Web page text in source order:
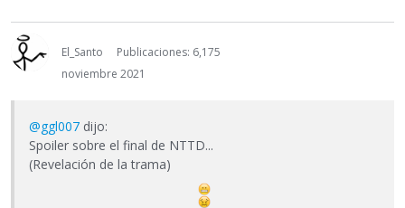
El_Santo
Publicaciones: 6,175
noviembre 2021
@ggl007 dijo:
Spoiler sobre el final de NTTD...
(Revelación de la trama)